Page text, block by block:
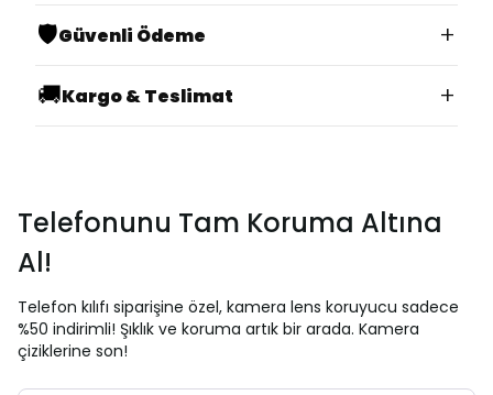
🛡️Güvenli Ödeme
+
🚚Kargo & Teslimat +
Telefonunu Tam Koruma Altına
Al!
Telefon kılıfı siparişine özel, kamera lens koruyucu sadece
%50 indirimli! Şıklık ve koruma artık bir arada. Kamera
çiziklerine son!